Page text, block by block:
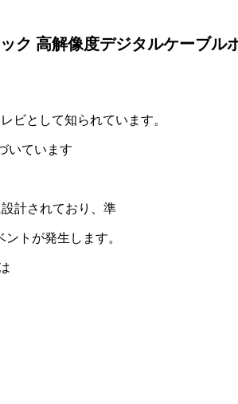
ク 高解像度デジタルケーブル
ビとして知られています。
いています
計されており、準
トが発生します。